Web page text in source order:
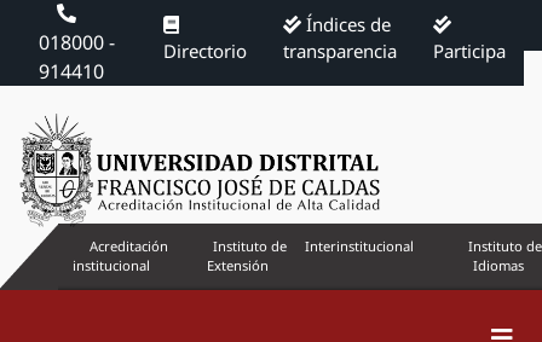
018000 -
914410
Directorio
Índices de
transparencia
Participa
Acreditación
institucional
Instituto de
Extensión
Interinstitucional
Instituto de
Idiomas